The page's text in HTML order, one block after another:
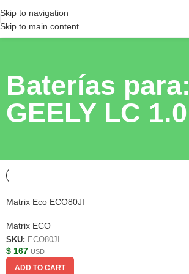
Skip to navigation
Skip to main content
Baterías para:
GEELY LC 1.0
Matrix Eco ECO80JI
Matrix ECO
SKU: ECO80JI
$ 167 USD
ADD TO CART